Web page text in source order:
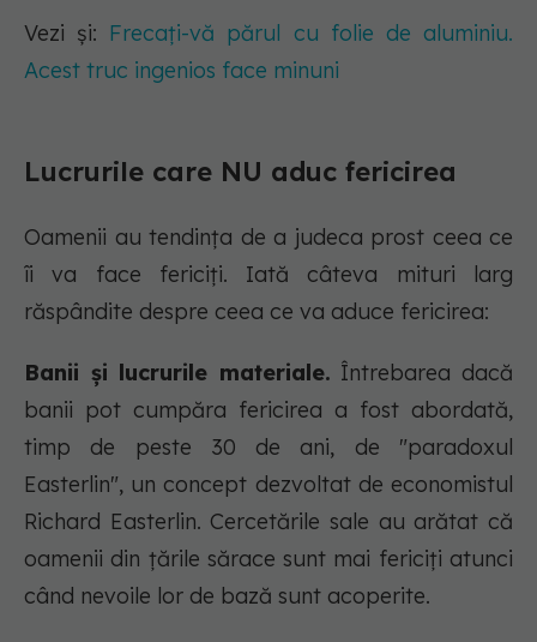
Vezi și: Frecați-vă părul cu folie de aluminiu.
Acest truc ingenios face minuni
Lucrurile care NU aduc fericirea
Oamenii au tendința de a judeca prost ceea ce
îi va face fericiți. Iată câteva mituri larg
răspândite despre ceea ce va aduce fericirea:
Banii și lucrurile materiale. Întrebarea dacă
banii pot cumpăra fericirea a fost abordată,
timp de peste 30 de ani, de "paradoxul
Easterlin", un concept dezvoltat de economistul
Richard Easterlin. Cercetările sale au arătat că
oamenii din țările sărace sunt mai fericiți atunci
când nevoile lor de bază sunt acoperite.